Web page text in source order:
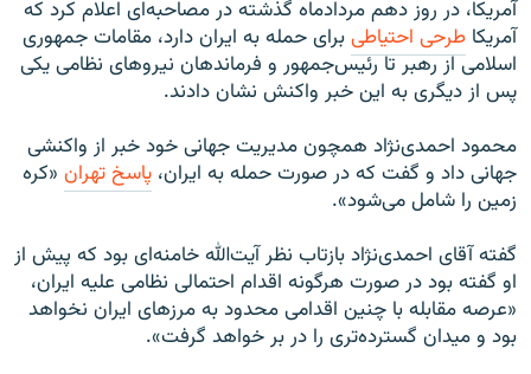
آمریکا، در روز دهم مردادماه گذشته در مصاحبه‌ای اعلام کرد که
آمریکا طرحی احتیاطیبرای حمله به ایران دارد، مقامات جمهوری
اسلامی از رهبر تا رئیس‌جمهور و فرماندهان نیروهای نظامی یکی
پس از دیگری به این خبر واکنش نشان دادند.
محمود احمدی‌نژاد همچون مدیریت جهانی خود خبر از واکنشی
جهانی داد و گفت که در صورت حمله به ایران، پاسخ تهران «کره
زمین را شامل می‌شود».
گفته آقای احمدی‌نژاد بازتاب نظر آیت‌الله خامنه‌ای بود که پیش از
او گفته بود در صورت هرگونه اقدام احتمالی نظامی علیه ایران،
«عرصه مقابله با چنین اقدامی محدود به مرزهای ایران نخواهد
بود و میدان گسترده‌تری را در بر خواهد گرفت».